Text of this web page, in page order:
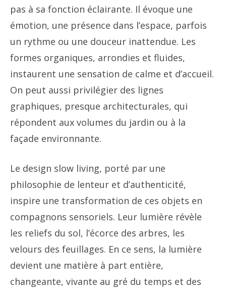
pas à sa fonction éclairante. Il évoque une
émotion, une présence dans l’espace, parfois
un rythme ou une douceur inattendue. Les
formes organiques, arrondies et fluides,
instaurent une sensation de calme et d’accueil.
On peut aussi privilégier des lignes
graphiques, presque architecturales, qui
répondent aux volumes du jardin ou à la
façade environnante.
Le design slow living, porté par une
philosophie de lenteur et d’authenticité,
inspire une transformation de ces objets en
compagnons sensoriels. Leur lumière révèle
les reliefs du sol, l’écorce des arbres, les
velours des feuillages. En ce sens, la lumière
devient une matière à part entière,
changeante, vivante au gré du temps et des